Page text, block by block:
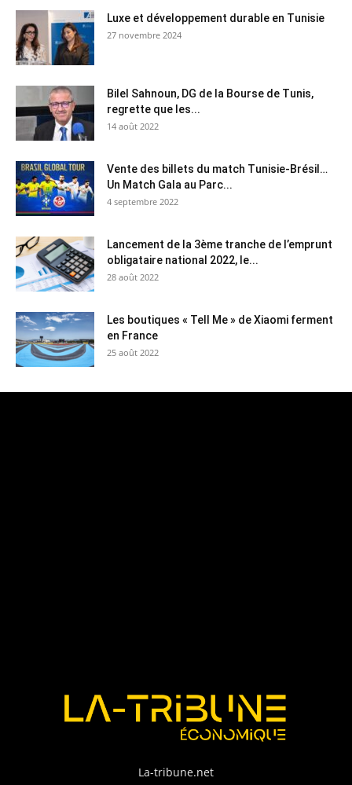
Luxe et développement durable en Tunisie
27 novembre 2024
Bilel Sahnoun, DG de la Bourse de Tunis,
regrette que les...
14 août 2022
Vente des billets du match Tunisie-Brésil…
Un Match Gala au Parc...
4 septembre 2022
Lancement de la 3ème tranche de l’emprunt
obligataire national 2022, le...
28 août 2022
Les boutiques « Tell Me » de Xiaomi ferment
en France
25 août 2022
La-tribune.net